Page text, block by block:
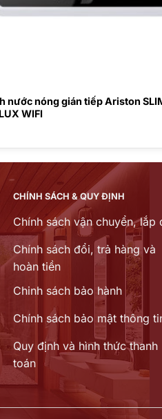
nước nóng gián tiếp Ariston
WIFI
CHÍNH SÁCH & QUY ĐỊNH
Chính sách vận chuyển, lắp
Chính sách đổi, trả hàng và
hoàn tiền
Chinh sách bảo hành
Chính sách bảo mật thông
Quy định và hình thức thanh
toán